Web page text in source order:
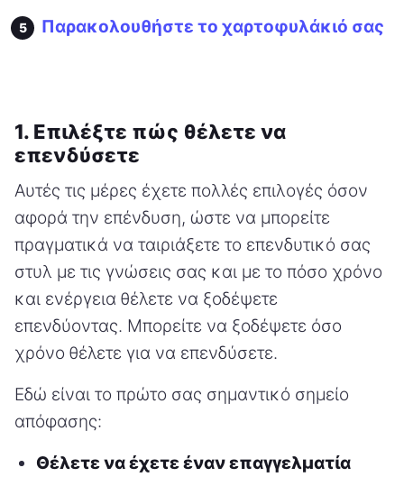
Παρακολουθήστε το χαρτοφυλάκιό σας
1. Επιλέξτε πώς θέλετε να
επενδύσετε
Αυτές τις μέρες έχετε πολλές επιλογές όσον
αφορά την επένδυση, ώστε να μπορείτε
πραγματικά να ταιριάξετε το επενδυτικό σας
στυλ με τις γνώσεις σας και με το πόσο χρόνο
και ενέργεια θέλετε να ξοδέψετε
επενδύοντας. Μπορείτε να ξοδέψετε όσο
χρόνο θέλετε για να επενδύσετε.
Εδώ είναι το πρώτο σας σημαντικό σημείο
απόφασης:
Θέλετε να έχετε έναν επαγγελματία